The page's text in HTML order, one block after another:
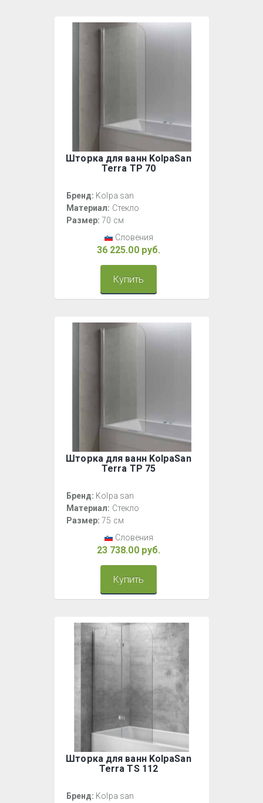
Шторка для ванн KolpaSan
Terra TP 70
Бренд: Kolpa san
Материал: Стекло
Размер:70 см
Словения
36 225.00 руб.
Купить
Шторка для ванн KolpaSan
Terra TP 75
Бренд: Kolpa san
Материал: Стекло
Размер:75 см
Словения
23 738.00 руб.
Купить
Шторка для ванн KolpaSan
Terra TS 112
Бренд: Kolpa san